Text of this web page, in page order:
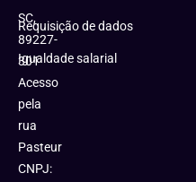
SC,
89227-
301
Acesso
pela
rua
Pasteur
CNPJ:
Requisição de dados
Igualdade salarial